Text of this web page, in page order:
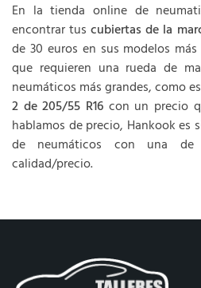
En la tienda online de
encontrar tuscubiertas de la
de 30 euros en sus modelos
que requieren una rueda de
neumáticos más grandes, como
2 de 205/55 R16 con un precio
hablamos de precio, Hankook es
de neumáticos con una de
calidad/precio.